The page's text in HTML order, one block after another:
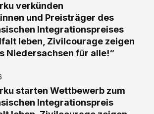
verkünden
und Preisträger des
Integrationspreises
leben, Zivilcourage zeigen
Niedersachsen für alle!“
starten Wettbewerb zum
Integrationspreis